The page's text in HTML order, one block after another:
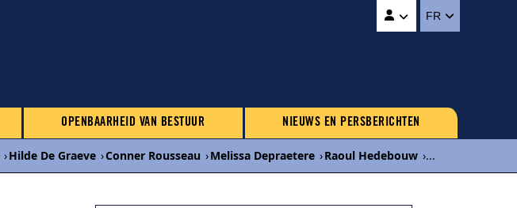
FR
OPENBAARHEID VAN BESTUUR NIEUWS EN PERSBERICHTEN
›Hilde De Graeve ›Conner Rousseau ›Melissa Depraetere ›Raoul Hedebouw ›...